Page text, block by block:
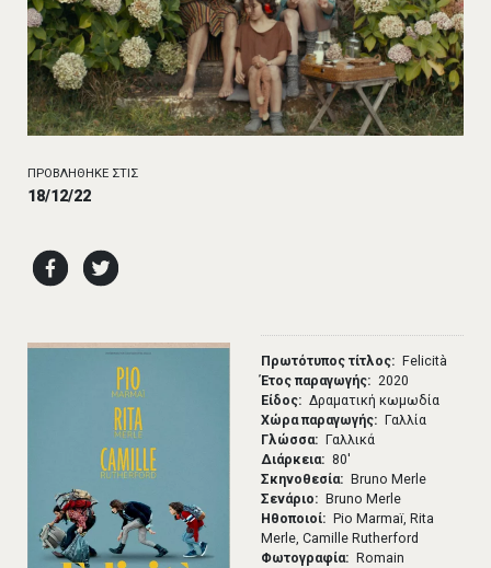
Πρωτότυπος τίτλος
Felicità
Έτος παραγωγής
2020
Είδος
Δραματική κωμωδία
Χώρα παραγωγής
Γαλλία
Γλώσσα
Γαλλικά
Διάρκεια
80′
Σκηνοθεσία
Bruno Merle
Σενάριο
Bruno Merle
Ηθοποιοί
Pio Marmaï, Rita
Merle, Camille Rutherford
Φωτογραφία
Romain
ΠΡΟΒΛΗΘΗΚΕ ΣΤΙΣ
18/12/22